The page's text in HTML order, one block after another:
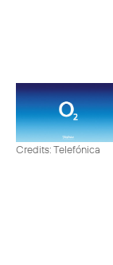
Credits: Telefónica